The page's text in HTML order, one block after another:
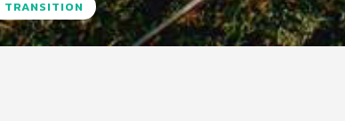
TRANSITION